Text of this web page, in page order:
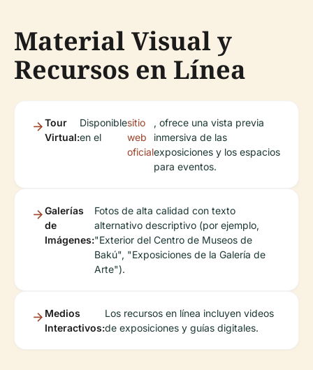
Material Visual y
Recursos en Línea
Tour
Virtual:
Disponible
en el
sitio
web
oficial
, ofrece una vista previa
inmersiva de las
exposiciones y los espacios
para eventos.
Galerías
de
Imágenes:
Fotos de alta calidad con texto
alternativo descriptivo (por ejemplo,
"Exterior del Centro de Museos de
Bakú", "Exposiciones de la Galería de
Arte").
Medios
Interactivos:
Los recursos en línea incluyen videos
de exposiciones y guías digitales.